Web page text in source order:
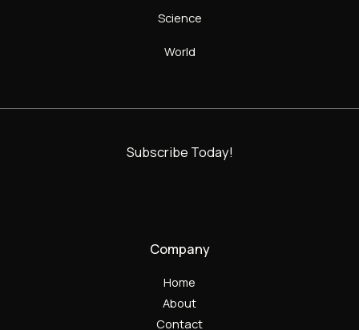
Science
World
Subscribe Today!
Company
Home
About
Contact